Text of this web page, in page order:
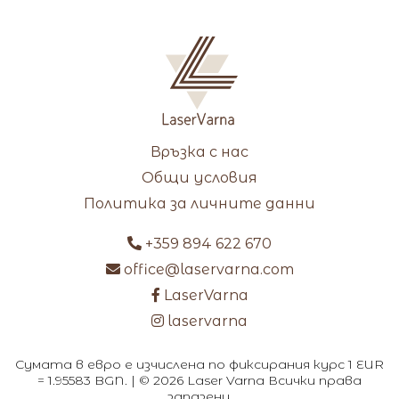
Връзка с нас
Общи условия
Политика за личните данни
+359 894 622 670
office@laservarna.com
LaserVarna
laservarna
Сумата в евро е изчислена по фиксирания курс 1 EUR
= 1.95583 BGN. | © 2026 Laser Varna Всички права